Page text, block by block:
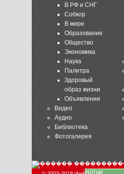
В РФ и СНГ
Собкор
В мире
Образование
Общество
Экономика
Наука
Палитра
Здоровый
образ жизни
Объявления
Видео
Аудио
Библиотека
Фотогалерея